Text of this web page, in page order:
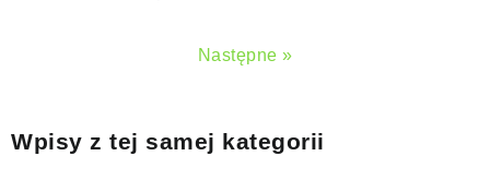
Następne »
Wpisy z tej samej kategorii